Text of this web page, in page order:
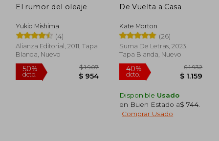
El rumor del oleaje
Yukio Mishima
(4)
Alianza Editorial, 2011, Tapa
Blanda, Nuevo
De Vuelta a Casa
Kate Morton
(26)
Suma De Letras, 2023,
Tapa Blanda, Nuevo
Disponible Usado
en Buen Estado a$ 744
Comprar Usado